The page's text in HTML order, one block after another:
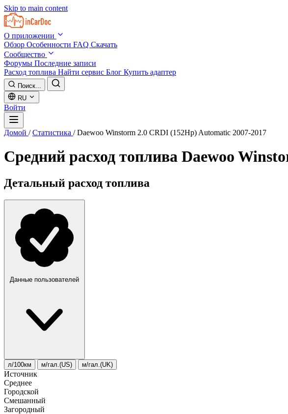
Skip to main content
О приложении
Обзор Особенности FAQ Скачать
Сообщество
Форумы Последние записи
Расход топлива Найти сервис Блог Купить адаптер
Поиск...
RU
Войти
Домой / Статистика / Daewoo Winstorm 2.0 CRDI (152Hp) Automatic 2007-2017
Средний расход топлива Daewoo
Детальный расход топлива
Данные пользователей
л/100км м/гал.(US) м/гал.(UK)
Источник
Среднее
Городской
Смешанный
Загородный